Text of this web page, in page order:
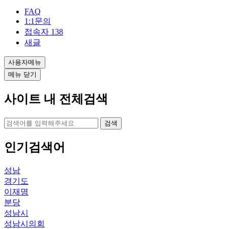
FAQ
1:1문의
접속자 138
새글
사용자메뉴
메뉴 닫기
사이트 내 전체검색
검색
인기검색어
성남
경기도
이재명
분당
성남시
성남시의회